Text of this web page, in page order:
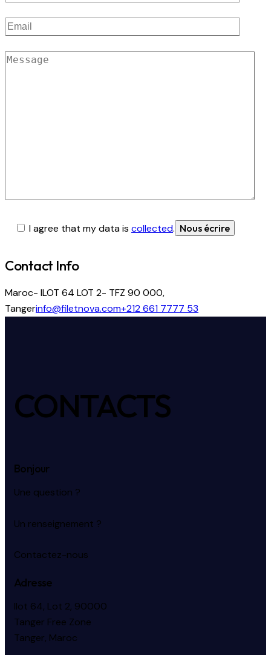
I agree that my data is collected.
Contact Info
Maroc- ILOT 64 LOT 2- TFZ 90 000,
Tangerinfo@filetnova.com+212 661 7777 53
CONTACTS
Bonjour
Une question ?
Un renseignement ?
Contactez-nous
Adresse
Ilot 64, Lot 2, 90000
Tanger Free Zone
Tanger, Maroc